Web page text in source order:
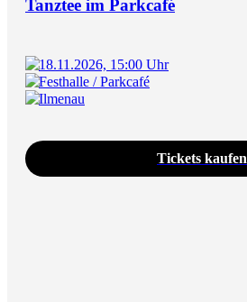
Tanztee im Parkcafé
18.11.2026, 15:00 Uhr
Festhalle / Parkcafé
Ilmenau
Tickets kaufen